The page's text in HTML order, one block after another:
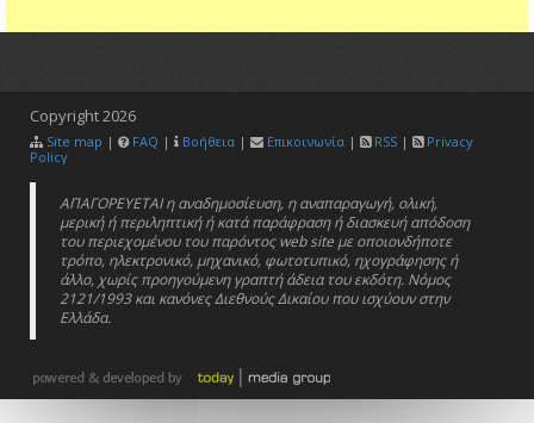
Copyright2026
Site map | FAQ | Βοήθεια | Επικοινωνία | RSS |
Privacy
Policy
ΑΠΑΓΟΡΕΥΕΤΑΙ η αναδημοσίευση, η αναπαραγωγή, ολική,
μερική ή περιληπτική ή κατά παράφραση ή διασκευή απόδοση
του περιεχομένου του παρόντος web site με οποιονδήποτε
τρόπο, ηλεκτρονικό, μηχανικό, φωτοτυπικό, ηχογράφησης ή
άλλο, χωρίς προηγούμενη γραπτή άδεια του εκδότη. Νόμος
2121/1993 και κανόνες Διεθνούς Δικαίου που ισχύουν στην
Ελλάδα.